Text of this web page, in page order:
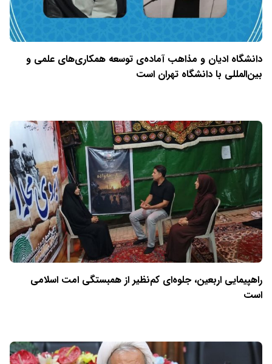
دانشگاه ادیان و مذاهب آماده‌ی توسعه همکاری‌های علمی و
بین‌المللی با دانشگاه تهران است
راهپیمایی اربعین، جلوه‌ای کم‌نظیر از همبستگی امت اسلامی
است